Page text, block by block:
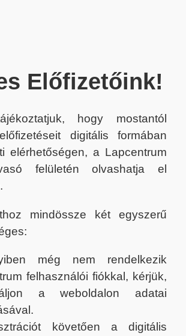
Előfizetőink!
hogy mostantól
digitális formában
elérhetőségen, a Lapcentrum
felületén olvashatja el
mindössze két egyszerű
még nem rendelkezik
felhasználói fiókkal, kérjük,
a weboldalon adatai
követően a digitális